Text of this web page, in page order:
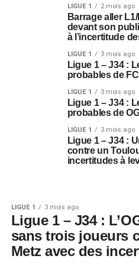
LIGUE 1 2 mois ago
Barrage aller
devant son
à l’incertitude
LIGUE 1 3 mois ago
Ligue 1 – J34 :
probables de
LIGUE 1 3 mois ago
Ligue 1 – J34 :
probables de
LIGUE 1 3 mois ago
Ligue 1 – J34 :
contre un
incertitudes à
LIGUE 1 3 mois ago
Ligue 1 – J34 :
sans trois joueurs
Metz avec des